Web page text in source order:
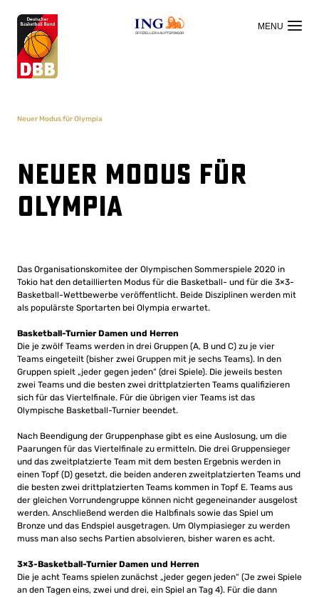
OFFIZIELLER HAUPTSPONSOR
Neuer Modus für Olympia
Neuer Modus für
Olympia
Das Organisationskomitee der Olympischen Sommerspiele 2020 in
Tokio hat den detaillierten Modus für die Basketball- und für die 3×3-
Basketball-Wettbewerbe veröffentlicht. Beide Disziplinen werden mit
als populärste Sportarten bei Olympia erwartet.
Basketball-Turnier Damen und Herren
Die je zwölf Teams werden in drei Gruppen (A, B und C) zu je vier
Teams eingeteilt (bisher zwei Gruppen mit je sechs Teams). In den
Gruppen spielt „jeder gegen jeden“ (drei Spiele). Die jeweils besten
zwei Teams und die besten zwei drittplatzierten Teams qualifizieren
sich für das Viertelfinale. Für die übrigen vier Teams ist das
Olympische Basketball-Turnier beendet.
Nach Beendigung der Gruppenphase gibt es eine Auslosung, um die
Paarungen für das Viertelfinale zu ermitteln. Die drei Gruppensieger
und das zweitplatzierte Team mit dem besten Ergebnis werden in
einen Topf (D) gesetzt, die beiden anderen zweitplatzierten Teams und
die besten zwei drittplatzierten Teams kommen in Topf E. Teams aus
der gleichen Vorrundengruppe können nicht gegeneinander ausgelost
werden. Anschließend werden die Halbfinals sowie das Spiel um
Bronze und das Endspiel ausgetragen. Um Olympiasieger zu werden
muss man also sechs Partien absolvieren, bisher waren es acht.
3×3-Basketball-Turnier Damen und Herren
Die je acht Teams spielen zunächst „jeder gegen jeden“ (Je zwei Spiele
an den Tagen eins, zwei und drei, ein Spiel an Tag 4). Für die dann